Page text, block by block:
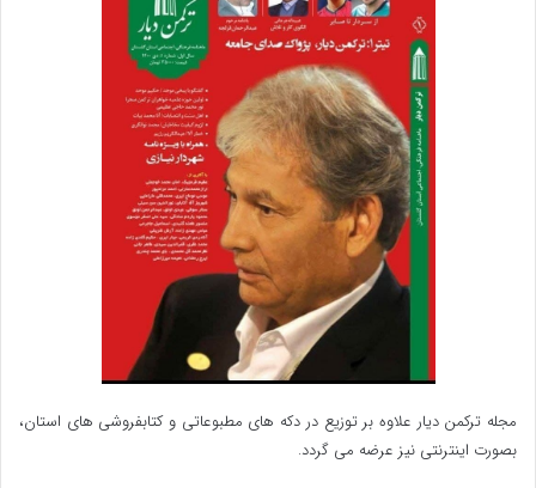
مجله ترکمن دیار علاوه بر توزیع در دکه های مطبوعاتی و کتابفروشی های استان،
بصورت اینترنتی نیز عرضه می گردد.‌